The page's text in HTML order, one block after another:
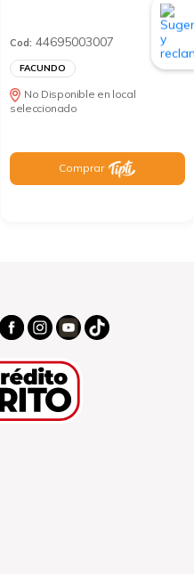
Cod: 44695003007
FACUNDO
No Disponible en local
seleccionado
Comprar